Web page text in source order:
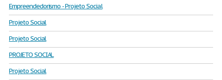
Empreendedorismo - Projeto Social
Projeto Social
Projeto Social
PROJETO SOCIAL
Projeto Social